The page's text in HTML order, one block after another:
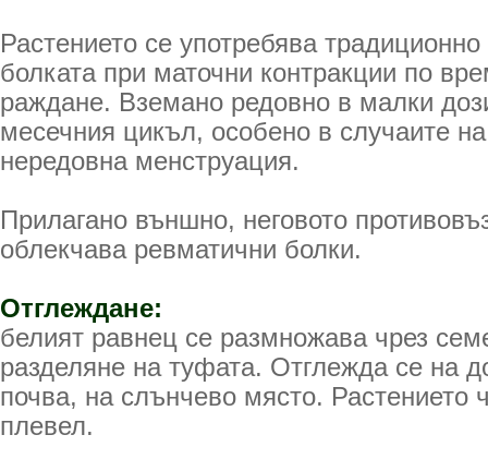
Растението се употребява
болката при маточни контракции по
раждане. Вземано редовно в малки
месечния цикъл, особено в случаите
нередовна менструация.
Прилагано външно, неговото
облекчава ревматични болки.
Отглеждане:
белият равнец се размножава чрез
разделяне на туфата. Отглежда се на
почва, на слънчево място. Растението
плевел.